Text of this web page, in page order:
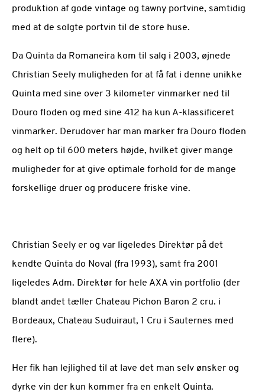
produktion af gode vintage og tawny portvine, samtidig
med at de solgte portvin til de store huse.
Da Quinta da Romaneira kom til salg i 2003, øjnede
Christian Seely muligheden for at få fat i denne unikke
Quinta med sine over 3 kilometer vinmarker ned til
Douro floden og med sine 412 ha kun A-klassificeret
vinmarker. Derudover har man marker fra Douro floden
og helt op til 600 meters højde, hvilket giver mange
muligheder for at give optimale forhold for de mange
forskellige druer og producere friske vine.
Christian Seely er og var ligeledes Direktør på det
kendte Quinta do Noval (fra 1993), samt fra 2001
ligeledes Adm. Direktør for hele AXA vin portfolio (der
blandt andet tæller Chateau Pichon Baron 2 cru. i
Bordeaux, Chateau Suduiraut, 1 Cru i Sauternes med
flere).
Her fik han lejlighed til at lave det man selv ønsker og
dyrke vin der kun kommer fra en enkelt Quinta.